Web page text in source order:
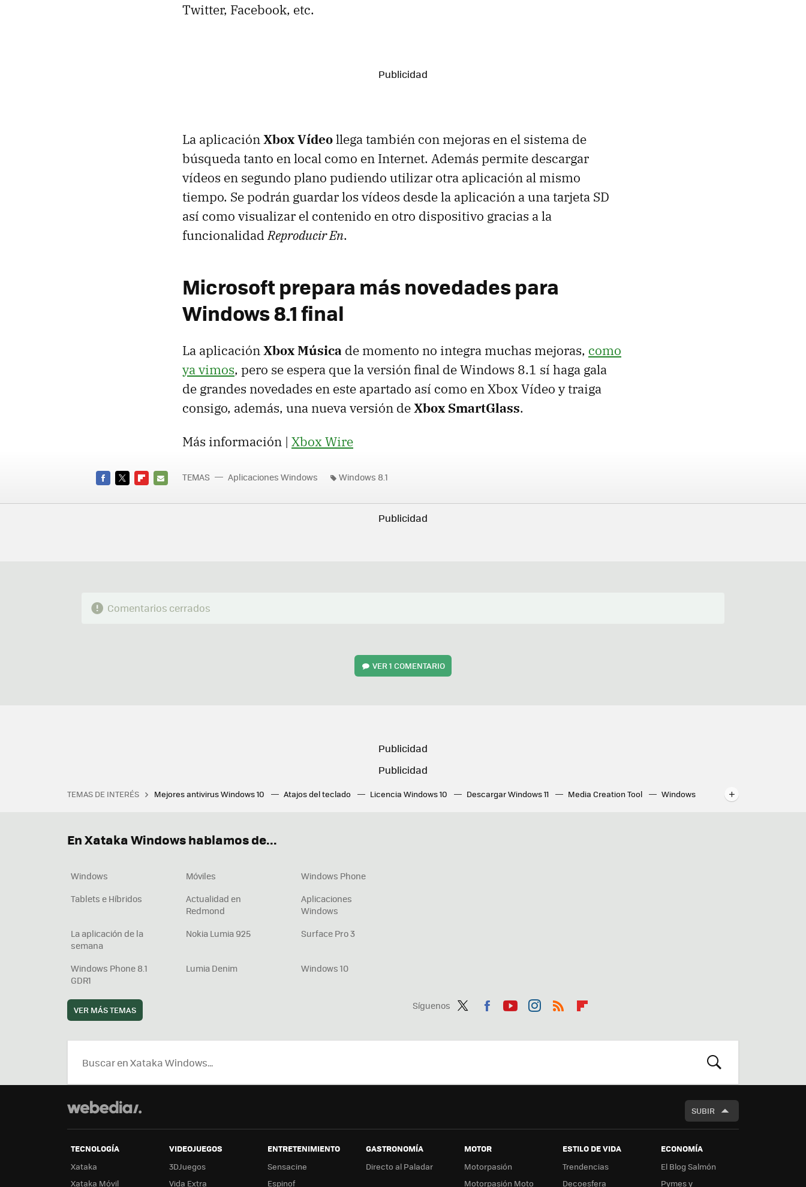
Twitter, Facebook, etc.
La aplicaciónXbox Vídeollega también con mejoras en el sistema de
búsqueda tanto en local como en Internet. Además permite descargar
vídeos en segundo plano pudiendo utilizar otra aplicación al mismo
tiempo. Se podrán guardar los vídeos desde la aplicación a una tarjeta SD
así como visualizar el contenido en otro dispositivo gracias a la
funcionalidadReproducir En.
Microsoft prepara más novedades para
Windows 8.1 final
La aplicaciónXbox Música de momento no integra muchas mejoras, como
ya vimos, pero se espera que la versión final de Windows 8.1 sí haga gala
de grandes novedades en este apartado así como en Xbox Vídeo y traiga
consigo, además, una nueva versión deXbox SmartGlass.
Más información | Xbox Wire
MAIL
TEMAS Aplicaciones Windows Windows 8.1
Comentarios cerrados
VER1 COMENTARIO
TEMAS DE INTERÉS Mejores antivirus Windows 10 Atajos del teclado Licencia Windows 10 Descargar Windows 11 Media Creation Tool
Windows
Síguenos
ter
ebo tub agr
boa
En Xataka Windows hablamos de...
Windows Móviles
Windows Phone
Tablets e Híbridos
Actualidad en
Redmond
Aplicaciones
Windows
La aplicación de la
semana
Nokia Lumia 925 Surface Pro 3
Windows Phone 8.1
GDR1
Lumia Denim Windows 10
VER MÁS TEMAS
BUSCAR
SUBIR
TECNOLOGÍA
Xataka
Xataka Móvil
VIDEOJUEGOS
3DJuegos
Vida Extra
ENTRETENIMIENTO
Sensacine
Espinof
GASTRONOMÍA
Directo al Paladar
MOTOR
Motorpasión
Motorpasión Moto
ESTILO DE VIDA
Trendencias
Decoesfera
ECONOMÍA
El Blog Salmón
Pymes y